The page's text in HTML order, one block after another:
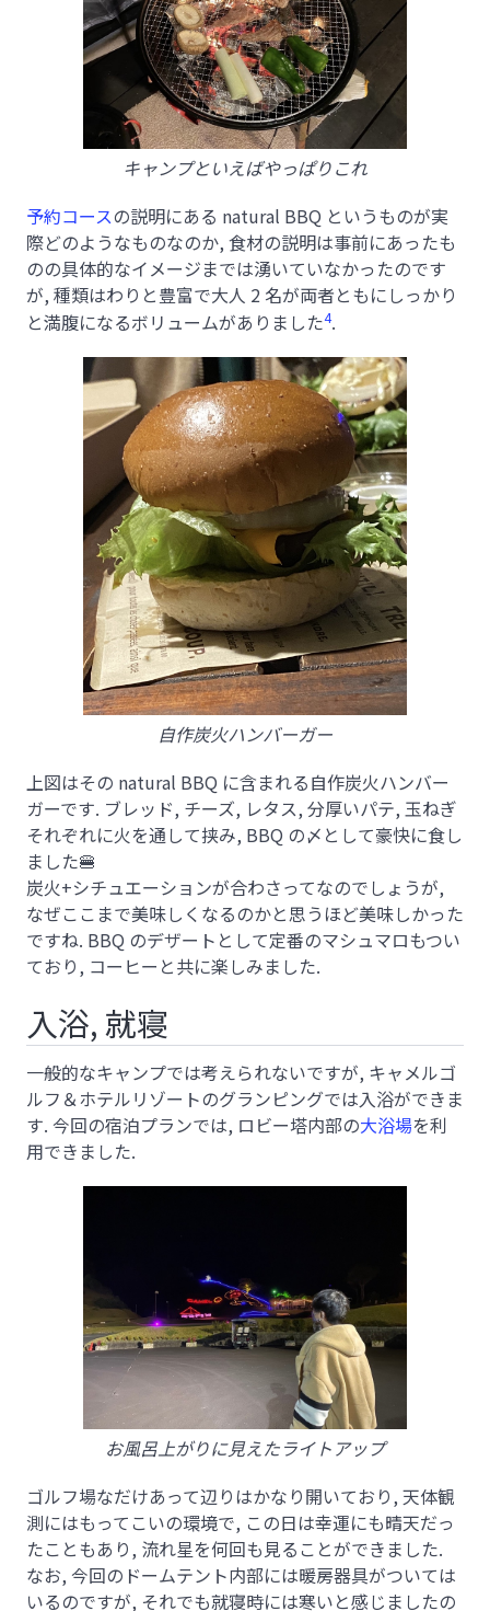
キャンプといえばやっぱりこれ
予約コースの説明にある natural BBQ というものが実
際どのようなものなのか, 食材の説明は事前にあったも
のの具体的なイメージまでは湧いていなかったのです
が, 種類はわりと豊富で大人 2 名が両者ともにしっかり
と満腹になるボリュームがありました4.
自作炭火ハンバーガー
上図はその natural BBQ に含まれる自作炭火ハンバー
ガーです. ブレッド, チーズ, レタス, 分厚いパテ, 玉ねぎ
それぞれに火を通して挟み, BBQ の〆として豪快に食し
ました🍔
炭火+シチュエーションが合わさってなのでしょうが,
なぜここまで美味しくなるのかと思うほど美味しかった
ですね. BBQ のデザートとして定番のマシュマロもつい
ており, コーヒーと共に楽しみました.
入浴, 就寝
一般的なキャンプでは考えられないですが, キャメルゴ
ルフ＆ホテルリゾートのグランピングでは入浴ができま
す. 今回の宿泊プランでは, ロビー塔内部の大浴場を利
用できました.
お風呂上がりに見えたライトアップ
ゴルフ場なだけあって辺りはかなり開いており, 天体観
測にはもってこいの環境で, この日は幸運にも晴天だっ
たこともあり, 流れ星を何回も見ることができました.
なお, 今回のドームテント内部には暖房器具がついては
いるのですが, それでも就寝時には寒いと感じましたの